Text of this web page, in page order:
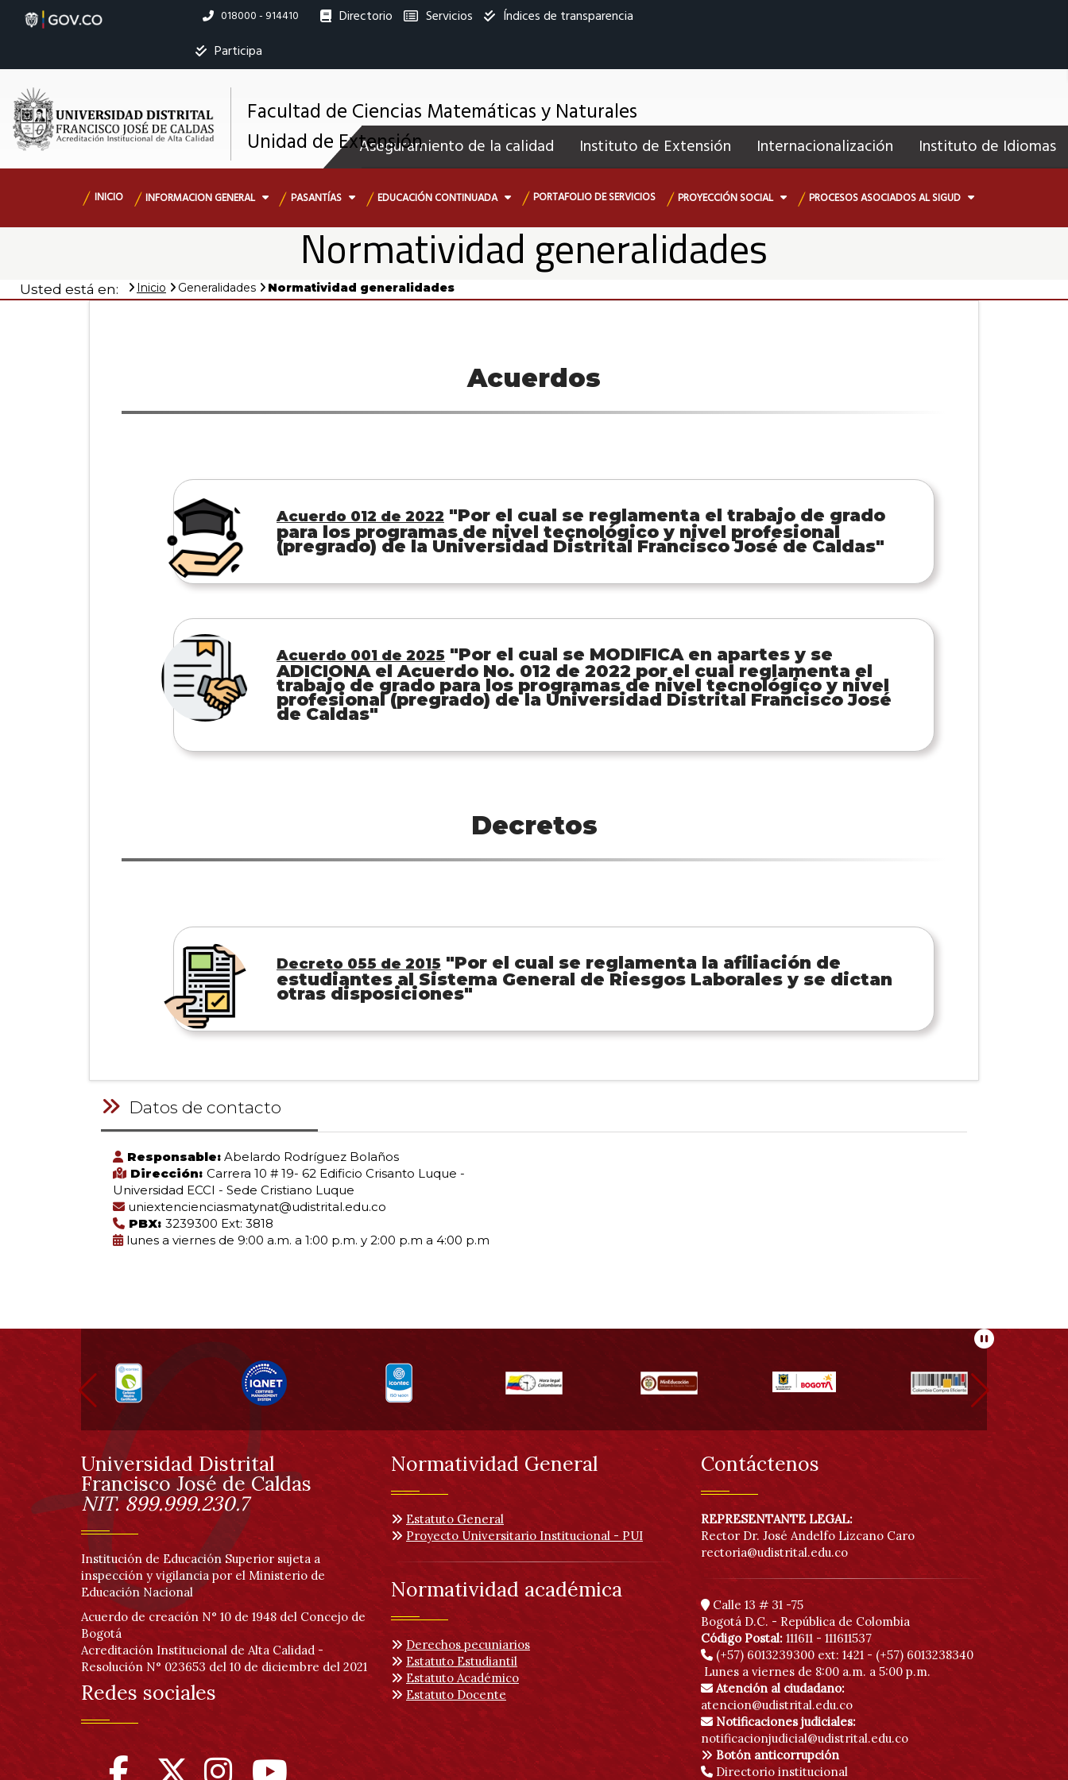
Linea
018000 - 914410 Directorio Servicios
Índices de transparencia
Participa
Facultad de Ciencias Matemáticas y Naturales
Unidad de Extensión
Menú
secundario
Aseguramiento de la calidad Instituto de Extensión Internacionalización Instituto de Idiomas
Navegación
principal
INICIO INFORMACION GENERAL PASANTÍAS EDUCACIÓN CONTINUADA PORTAFOLIO DE SERVICIOS PROYECCIÓN SOCIAL PROCESOS ASOCIADOS AL SIGUD
Normatividad generalidades
Usted está en: Inicio Generalidades Normatividad generalidades
Acuerdos
Acuerdo 012 de 2022 "Por el cual se reglamenta el trabajo de grado
para los programas de nivel tecnológico y nivel profesional
(pregrado) de la Universidad Distrital Francisco José de Caldas"
Acuerdo 001 de 2025 "Por el cual se MODIFICA en apartes y se
ADICIONA el Acuerdo No. 012 de 2022 por el cual reglamenta el
trabajo de grado para los programas de nivel tecnológico y nivel
profesional (pregrado) de la Universidad Distrital Francisco José
de Caldas"
Decretos
Decreto 055 de 2015 "Por el cual se reglamenta la afiliación de
estudiantes al Sistema General de Riesgos Laborales y se dictan
otras disposiciones"
Datos de contacto
Responsable: Abelardo Rodríguez Bolaños
Dirección: Carrera 10 # 19- 62 Edificio Crisanto Luque -
Universidad ECCI - Sede Cristiano Luque
uniextencienciasmatynat@udistrital.edu.co
PBX: 3239300 Ext: 3818
lunes a viernes de 9:00 a.m. a 1:00 p.m. y 2:00 p.m a 4:00 p.m
Información
pie
de
páginaInformación
Universidad Distrital
Francisco José de Caldas
NIT. 899.999.230.7
Institución de Educación Superior sujeta a
inspección y vigilancia por el Ministerio de
Educación Nacional
Acuerdo de creación N° 10 de 1948 del Concejo de
Bogotá
Acreditación Institucional de Alta Calidad -
Resolución N° 023653 del 10 de diciembre del 2021
Redes sociales
Normatividad General
Estatuto General
Proyecto Universitario Institucional - PUI
Normatividad académica
Derechos pecuniarios
Estatuto Estudiantil
Estatuto Académico
Estatuto Docente
Contáctenos
REPRESENTANTE LEGAL:
Rector Dr. José Andelfo Lizcano Caro
rectoria@udistrital.edu.co
Calle 13 # 31 -75
Bogotá D.C. - República de Colombia
Código Postal: 111611 - 111611537
(+57) 6013239300 ext: 1421 - (+57) 6013238340
Lunes a viernes de 8:00 a.m. a 5:00 p.m.
Atención al ciudadano:
atencion@udistrital.edu.co
Notificaciones judiciales:
notificacionjudicial@udistrital.edu.co
Botón anticorrupción
Directorio institucional